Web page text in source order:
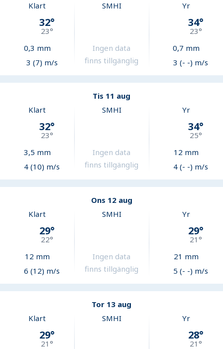
Klart
32°
23°
0,3 mm
3 (7) m/s
SMHI
Ingen data
finns tillgänglig
Yr
34°
23°
0,7 mm
3 (- -) m/s
Tis 11 aug
Klart
32°
23°
3,5 mm
4 (10) m/s
SMHI
Ingen data
finns tillgänglig
Yr
34°
25°
12 mm
4 (- -) m/s
Ons 12 aug
Klart
29°
22°
12 mm
6 (12) m/s
SMHI
Ingen data
finns tillgänglig
Yr
29°
21°
21 mm
5 (- -) m/s
Tor 13 aug
Klart
29°
21°
SMHI Yr
28°
21°